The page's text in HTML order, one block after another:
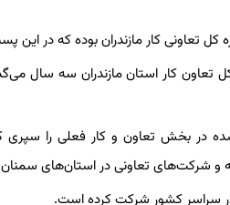
کار مازندران بوده که در این
تعاون کار استان مازندران سه سال
شده در بخش تعاون و کار فعلی را